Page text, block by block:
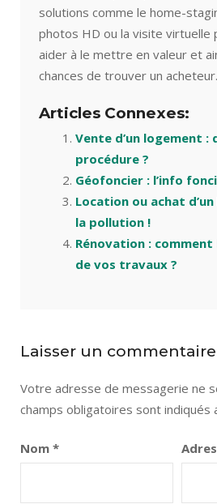
solutions comme le home-
photos HD ou la visite virtuelle
aider à le mettre en valeur et
chances de trouver un acheteur.
Articles Connexes:
Vente d’un logement :
procédure ?
Géofoncier : l’info
Location ou achat
la pollution !
Rénovation :
de vos travaux ?
Laisser un commentaire
Votre adresse de messagerie ne
champs obligatoires sont indiqués
Nom *